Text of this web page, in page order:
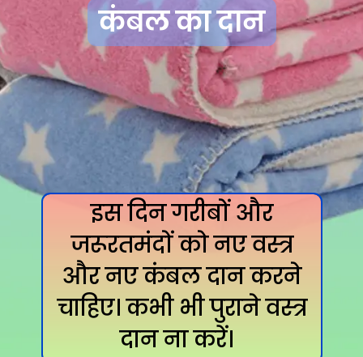
इस दिन गरीबों और
जरूरतमंदों को नए वस्त्र
और नए कंबल दान करने
चाहिए। कभी भी पुराने वस्त्र
दान ना करें।
कंबल का दान